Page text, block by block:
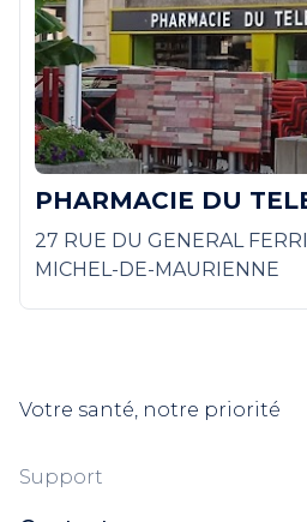
PHARMACIE DU
27 RUE DU GENERAL
MICHEL-DE-MAURIENNE
Votre santé, notre priorité
Support